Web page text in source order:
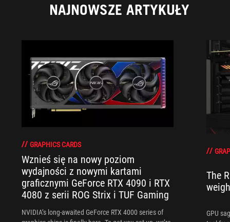
NAJNOWSZE ARTYKUŁY
GRAPHICS CARDS
Wznieś się na nowy poziom
wydajności z nowymi kartami
graficznymi GeForce RTX 4090 i RTX
4080 z serii ROG Strix i TUF Gaming
NVIDIA’s long-awaited GeForce RTX 4000 series of
The
GPU